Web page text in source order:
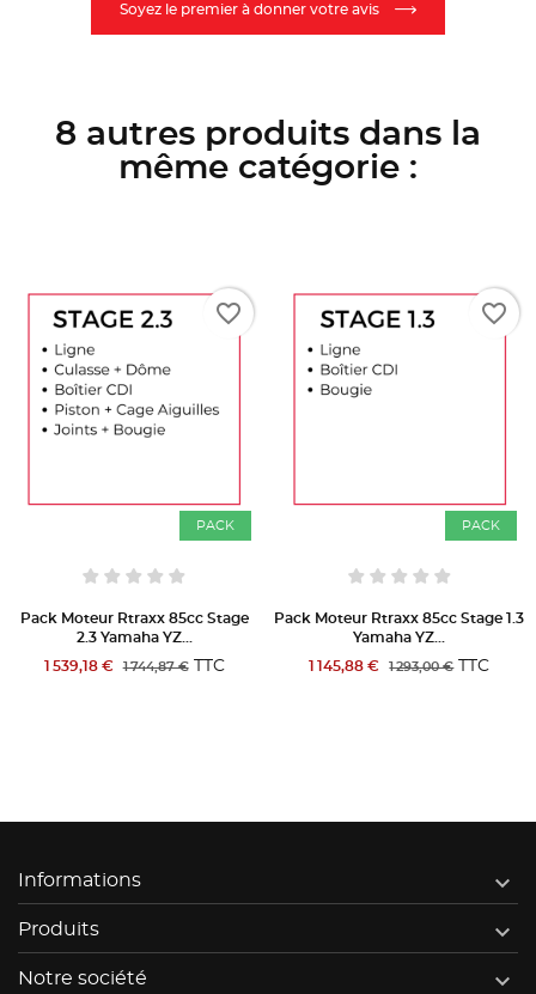
Soyez le premier à donner votre avis
8 autres produits dans la
même catégorie :
PACK
Pack Moteur Rtraxx 85cc Stage
2.3 Yamaha YZ...
1 539,18 €
1 744,87 €TTC
favorite_border
PACK
Pack Moteur Rtraxx 85cc Stage 1.3
Yamaha YZ...
1 145,88 €
1 293,00 €TTC
favorite_border
Informations 
Produits 
Notre société 